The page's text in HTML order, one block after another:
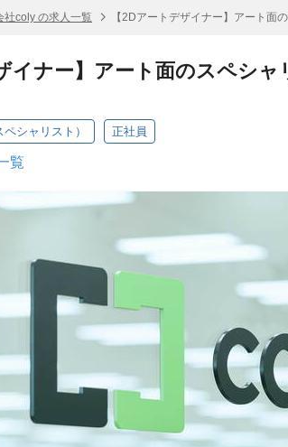
社coly の求人一覧 【2Dアートデザイナー】アート面
イナー】アート面のスペシ
シャリスト） 正社員
覧